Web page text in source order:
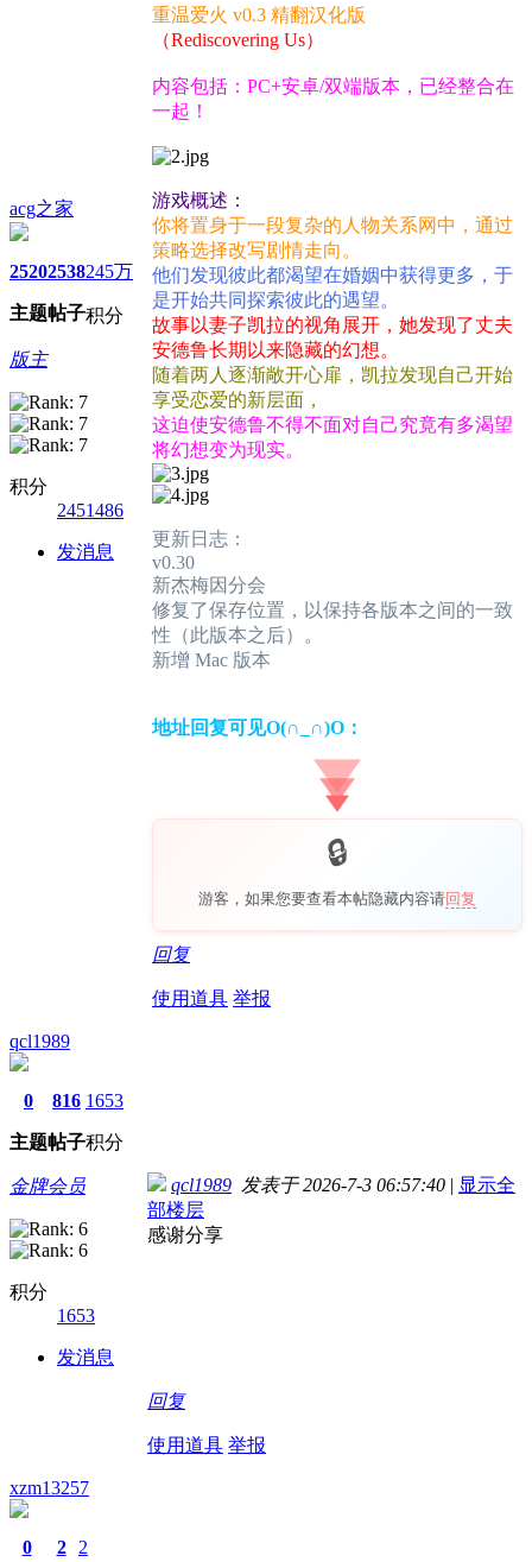
acg之家
2520
主题
2538
帖子
245万
积分
版主
积分
2451486
发消息
重温爱火 v0.3 精翻汉化版
（Rediscovering Us）
内容包括：PC+安卓/双端版本，已经整合在
一起！
游戏概述：
你将置身于一段复杂的人物关系网中，通过
策略选择改写剧情走向。
他们发现彼此都渴望在婚姻中获得更多，于
是开始共同探索彼此的遇望。
故事以妻子凯拉的视角展开，她发现了丈夫
安德鲁长期以来隐藏的幻想。
随着两人逐渐敞开心扉，凯拉发现自己开始
享受恋爱的新层面，
这迫使安德鲁不得不面对自己究竟有多渴望
将幻想变为现实。
更新日志：
v0.30
新杰梅因分会
修复了保存位置，以保持各版本之间的一致
性（此版本之后）。
新增 Mac 版本
地址回复可见O(∩_∩)O：
游客，如果您要查看本帖隐藏内容请回复
回复
使用道具 举报
qcl1989
0
主题
816
帖子
1653
积分
金牌会员
积分
1653
发消息
qcl1989 发表于 2026-7-3 06:57:40 | 显示全
部楼层
感谢分享
回复
使用道具 举报
xzm13257
0 2 2